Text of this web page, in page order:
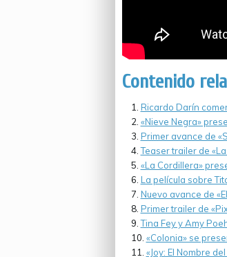
Contenido
Ricardo Darín
«Nieve Negra»
Primer avance de
Teaser trailer de
«La Cordillera»
La película sobre
Nuevo avance de
Primer trailer de
Tina Fey y Amy
«Colonia» se
«Joy: El Nombre